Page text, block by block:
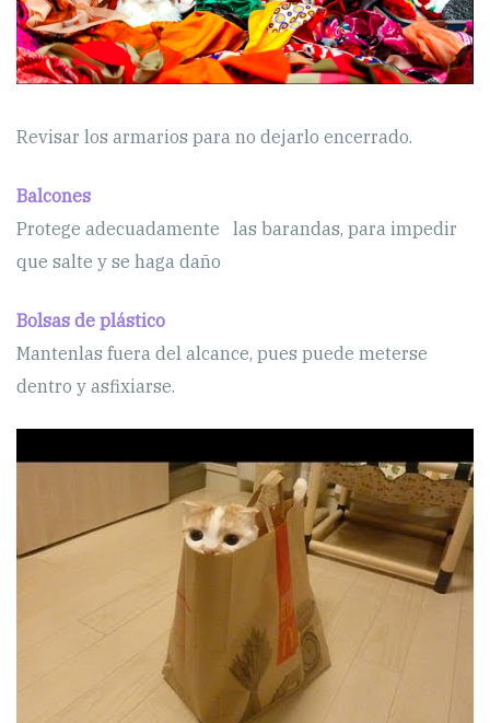
Revisar los armarios para no dejarlo encerrado.
Balcones
Protege adecuadamente las barandas, para impedir
que salte y se haga daño
Bolsas de plástico
Mantenlas fuera del alcance, pues puede meterse
dentro y asfixiarse.